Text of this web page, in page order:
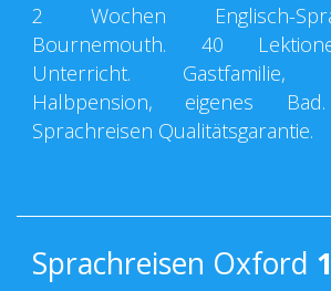
2 Wochen Englisch-
Bournemouth. 40
Unterricht. Gastfamilie,
Halbpension, eigenes
Sprachreisen Qualitätsgarantie.
Sprachreisen Oxford